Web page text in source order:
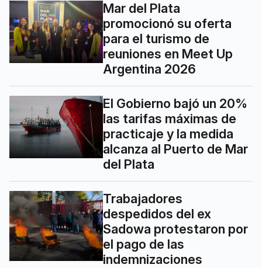
Mar del Plata
promocionó su oferta
para el turismo de
reuniones en Meet Up
Argentina 2026
El Gobierno bajó un 20%
las tarifas máximas de
practicaje y la medida
alcanza al Puerto de Mar
del Plata
Trabajadores
despedidos del ex
Sadowa protestaron por
el pago de las
indemnizaciones